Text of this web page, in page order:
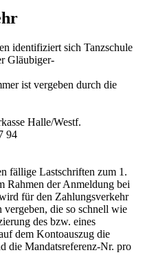
identifiziert sich Tanzschule
Gläubiger-
ist vergeben durch die
Halle/Westf.
94
fällige Lastschriften zum 1.
Rahmen der Anmeldung bei
für den Zahlungsverkehr
vergeben, die so schnell wie
des bzw. eines
dem Kontoauszug die
die Mandatsreferenz-Nr. pro